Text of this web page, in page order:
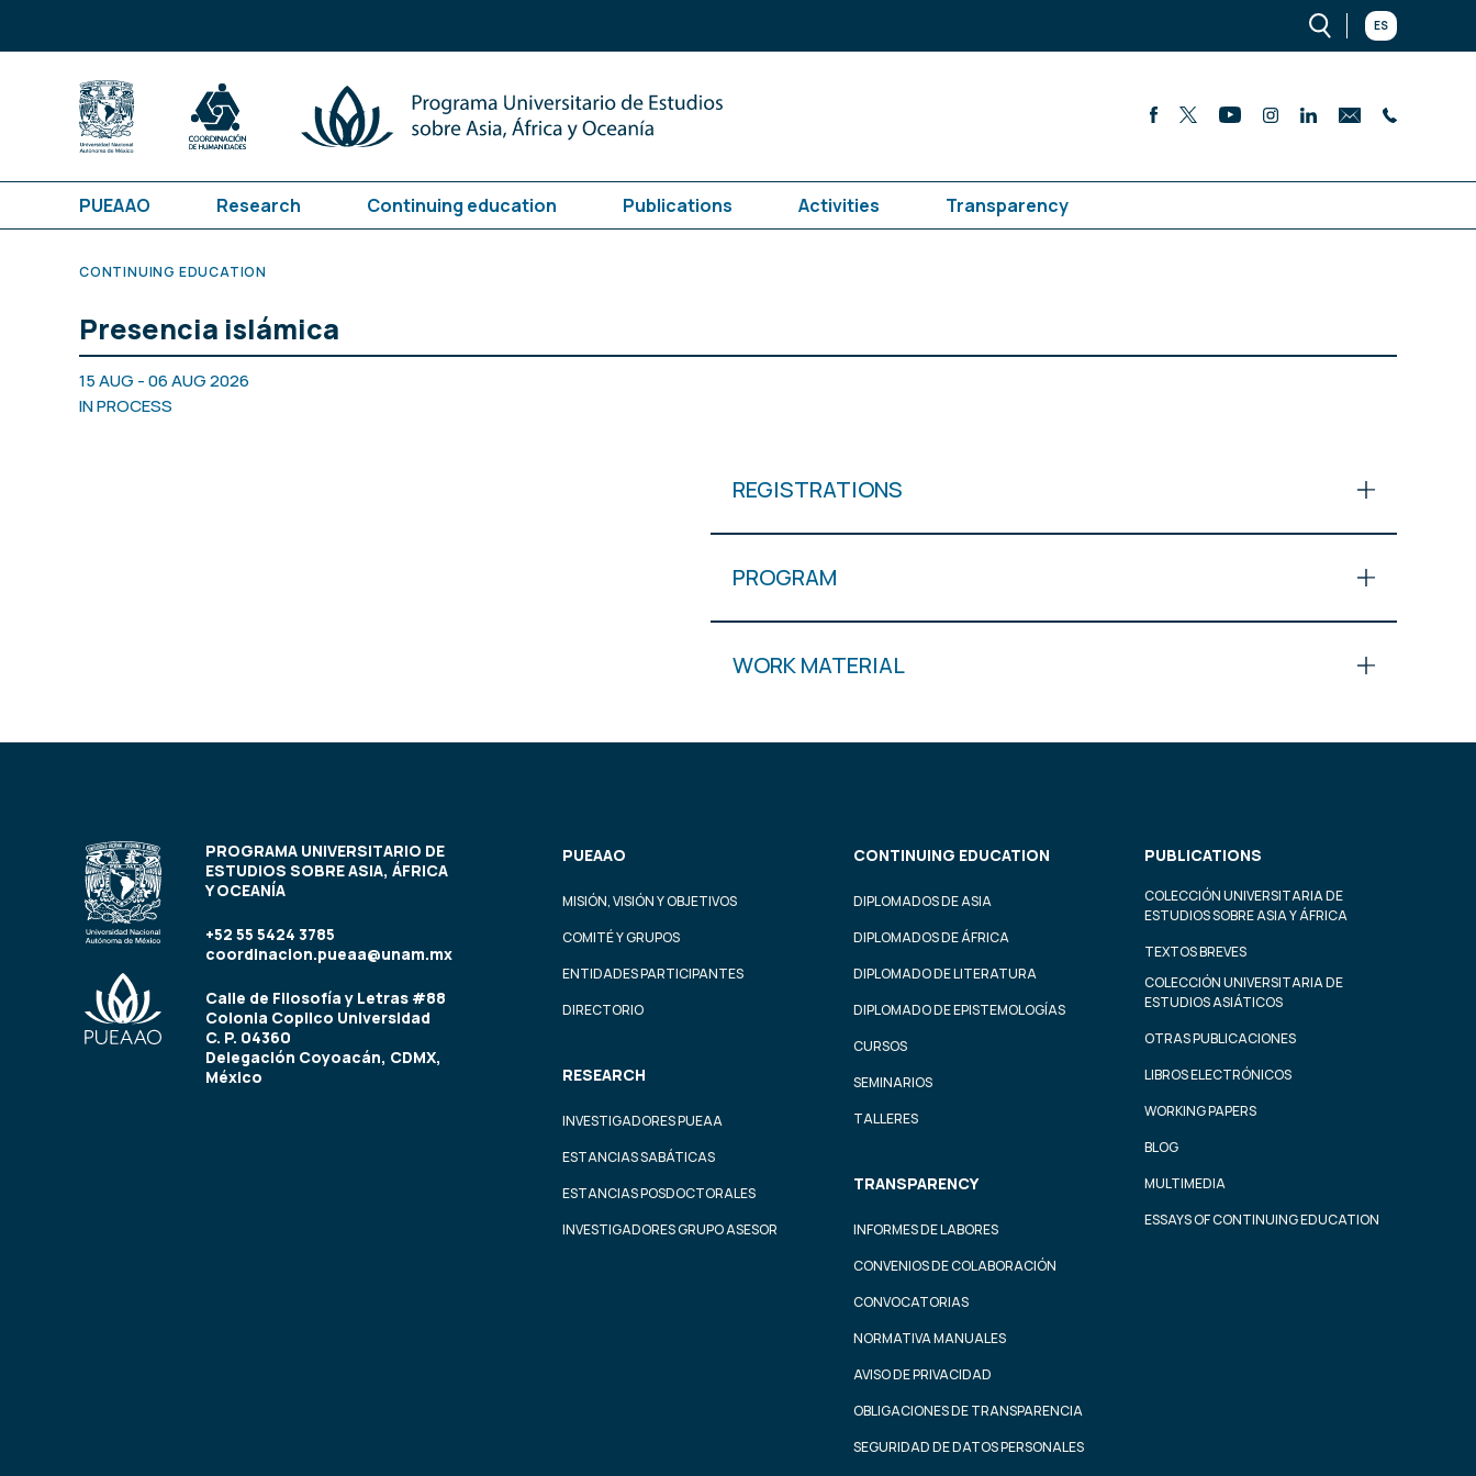
ES
PUEAAO Research Continuing education Publications Activities Transparency
CONTINUING EDUCATION
Presencia islámica
15 AUG - 06 AUG 2026
IN PROCESS
REGISTRATIONS
PROGRAM
WORK MATERIAL
PROGRAMA UNIVERSITARIO DE
ESTUDIOS SOBRE ASIA, ÁFRICA
Y OCEANÍA
+52 55 5424 3785
coordinacion.pueaa@unam.mx
Calle de Filosofía y Letras #88
Colonia Copilco Universidad
C. P. 04360
Delegación Coyoacán, CDMX,
México
PUEAAO
MISIÓN, VISIÓN Y OBJETIVOS
COMITÉ Y GRUPOS
ENTIDADES PARTICIPANTES
DIRECTORIO
RESEARCH
INVESTIGADORES PUEAA
ESTANCIAS SABÁTICAS
ESTANCIAS POSDOCTORALES
INVESTIGADORES GRUPO ASESOR
CONTINUING EDUCATION
DIPLOMADOS DE ASIA
DIPLOMADOS DE ÁFRICA
DIPLOMADO DE LITERATURA
DIPLOMADO DE EPISTEMOLOGÍAS
CURSOS
SEMINARIOS
TALLERES
TRANSPARENCY
INFORMES DE LABORES
CONVENIOS DE COLABORACIÓN
CONVOCATORIAS
NORMATIVA MANUALES
AVISO DE PRIVACIDAD
OBLIGACIONES DE TRANSPARENCIA
SEGURIDAD DE DATOS PERSONALES
PUBLICATIONS
COLECCIÓN UNIVERSITARIA DE
ESTUDIOS SOBRE ASIA Y ÁFRICA
TEXTOS BREVES
COLECCIÓN UNIVERSITARIA DE
ESTUDIOS ASIÁTICOS
OTRAS PUBLICACIONES
LIBROS ELECTRÓNICOS
WORKING PAPERS
BLOG
MULTIMEDIA
ESSAYS OF CONTINUING EDUCATION